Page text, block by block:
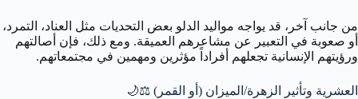
من جانب آخر، قد يواجه مواليد الدلو بعض التحديات مثل العناد، التمرد،
أو صعوبة في التعبير عن مشاعرهم العميقة. ومع ذلك، فإن أصالتهم
ورؤيتهم الإنسانية تجعلهم أفراداً مؤثرين ومهمين في مجتمعاتهم.
العشرية وتأثير الزهرة/الميزان (أو القمر) ⚖️🌙